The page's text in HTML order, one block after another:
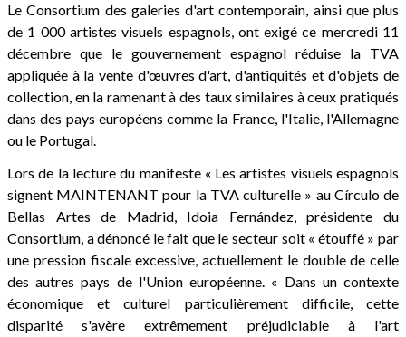
Le Consortium des galeries d'art contemporain, ainsi que plus
de 1 000 artistes visuels espagnols, ont exigé ce mercredi 11
décembre que le gouvernement espagnol réduise la TVA
appliquée à la vente d'œuvres d'art, d'antiquités et d'objets de
collection, en la ramenant à des taux similaires à ceux pratiqués
dans des pays européens comme la France, l'Italie, l'Allemagne
ou le Portugal.
Lors de la lecture du manifeste « Les artistes visuels espagnols
signent MAINTENANT pour la TVA culturelle » au Círculo de
Bellas Artes de Madrid, Idoia Fernández, présidente du
Consortium, a dénoncé le fait que le secteur soit « étouffé » par
une pression fiscale excessive, actuellement le double de celle
des autres pays de l'Union européenne. « Dans un contexte
économique et culturel particulièrement difficile, cette
disparité s'avère extrêmement préjudiciable à l'art